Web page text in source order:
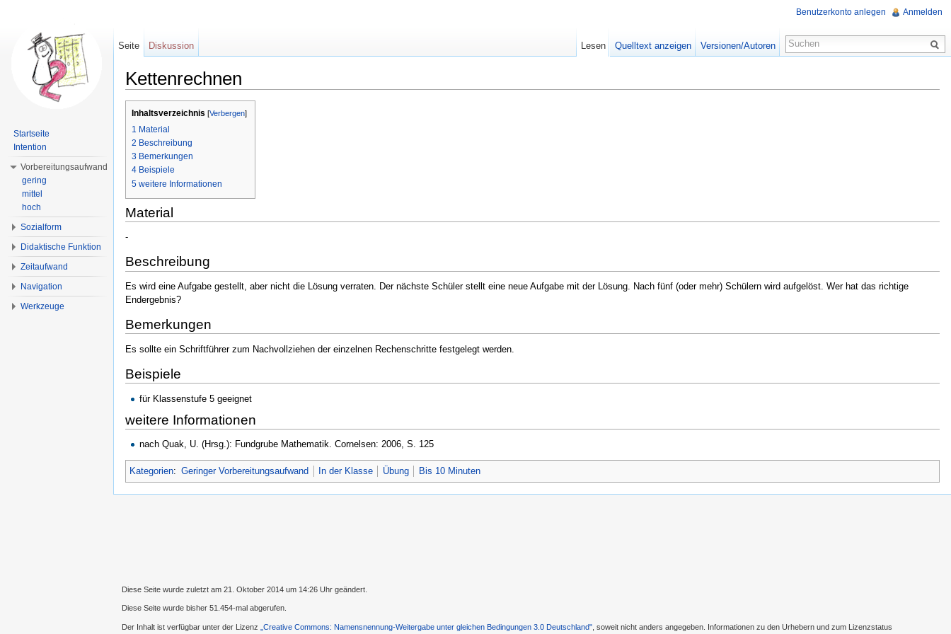
Kettenrechnen
Inhaltsverzeichnis [Verbergen]
1 Material
2 Beschreibung
3 Bemerkungen
4 Beispiele
5 weitere Informationen
Material
-
Beschreibung
Es wird eine Aufgabe gestellt, aber nicht die Lösung verraten. Der nächste Schüler stellt eine neue Aufgabe mit der Lösung. Nach fünf (oder mehr) Schülern wird aufgelöst. Wer hat das richtige
Endergebnis?
Bemerkungen
Es sollte ein Schriftführer zum Nachvollziehen der einzelnen Rechenschritte festgelegt werden.
Beispiele
für Klassenstufe 5 geeignet
weitere Informationen
nach Quak, U. (Hrsg.): Fundgrube Mathematik. Cornelsen: 2006, S. 125
Kategorien: Geringer Vorbereitungsaufwand In der Klasse Übung Bis 10 Minuten
Benutzerkonto anlegen Anmelden
Seite Diskussion Lesen Quelltext anzeigen Versionen/Autoren
Startseite
Intention
Vorbereitungsaufwand
gering
mittel
hoch
Sozialform
Didaktische Funktion
Zeitaufwand
Navigation
Werkzeuge
Diese Seite wurde zuletzt am 21. Oktober 2014 um 14:26 Uhr geändert.
Diese Seite wurde bisher 51.454-mal abgerufen.
Der Inhalt ist verfügbar unter der Lizenz „Creative Commons: Namensnennung-Weitergabe unter gleichen Bedingungen 3.0 Deutschland" , soweit nicht anders angegeben. Informationen zu den Urhebern und zum Lizenzstatus